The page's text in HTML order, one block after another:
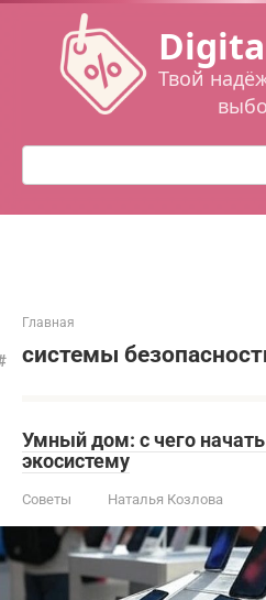
Перейти
контенту
Твой
Поиск:
Главная
системы
Умный дом: с чего
экосистему
Советы Наталья Козлова